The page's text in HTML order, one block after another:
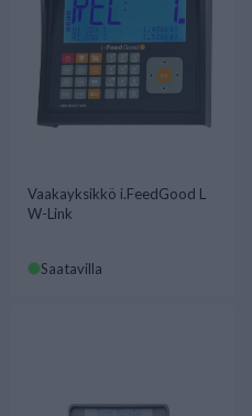
Vaakayksikkö i.FeedGood L
W-Link
Saatavilla